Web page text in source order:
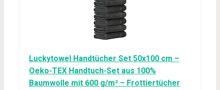
Luckytowel Handtücher Set 50x100 cm –
Oeko-TEX Handtuch-Set aus 100%
Baumwolle mit 600 g/m² – Frottiertücher